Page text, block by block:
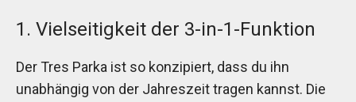
1. Vielseitigkeit der 3-in-1-Funktion
Der Tres Parka ist so konzipiert, dass du ihn
unabhängig von der Jahreszeit tragen kannst. Die